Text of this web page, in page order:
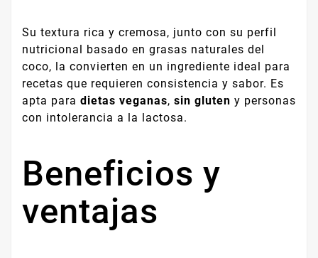
Su textura rica y cremosa, junto con su perfil
nutricional basado en grasas naturales del
coco, la convierten en un ingrediente ideal para
recetas que requieren consistencia y sabor. Es
apta para dietas veganas, sin gluten y personas
con intolerancia a la lactosa.
Beneficios y
ventajas